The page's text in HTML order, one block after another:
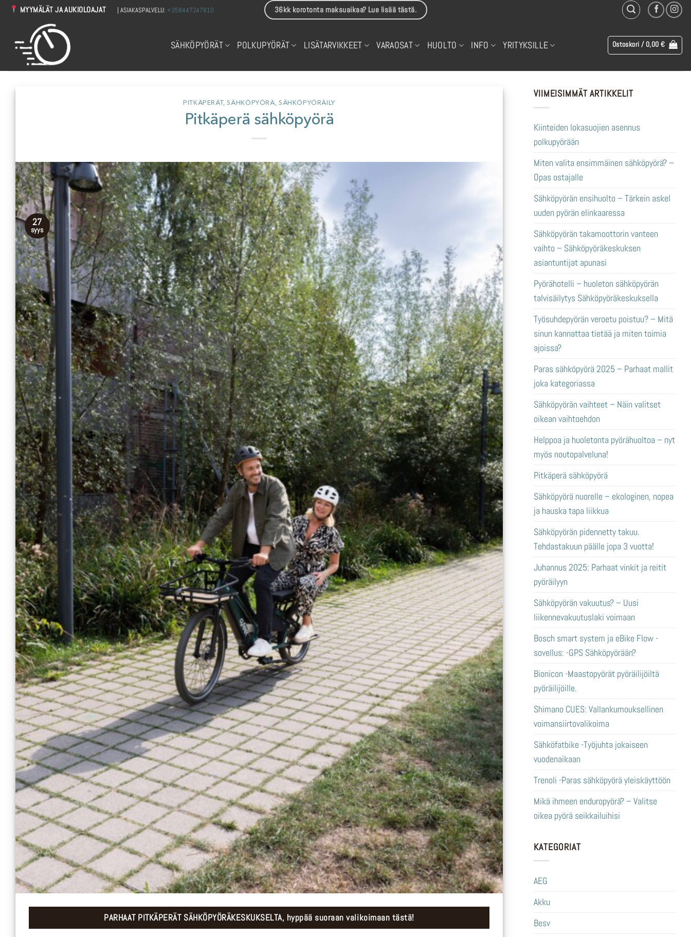
Skip
MYYMÄLÄT JA AUKIOLOAJAT | ASIAKASPALVELU:+358447247810 36kk korotonta maksuaikaa? Lue lisää tästä.
SÄHKÖPYÖRÄT POLKUPYÖRÄT LISÄTARVIKKEET VARAOSAT HUOLTO INFO YRITYKSILLE Ostoskori / 0,00 €
PITKÄPERÄT,SÄHKÖPYÖRÄ, SÄHKÖPYÖRÄILY
Pitkäperä sähköpyörä
27
syys
PARHAAT PITKÄPERÄT SÄHKÖPYÖRÄKESKUKSELTA, hyppää suoraan valikoimaan tästä!
VIIMEISIMMÄT ARTIKKELIT
Kiinteiden lokasuojien asennus
polkupyörään
Miten valita ensimmäinen sähköpyörä? –
Opas ostajalle
Sähköpyörän ensihuolto – Tärkein askel
uuden pyörän elinkaaressa
Sähköpyörän takamoottorin vanteen
vaihto – Sähköpyöräkeskuksen
asiantuntijat apunasi
Pyörähotelli – huoleton sähköpyörän
talvisäilytys Sähköpyöräkeskuksella
Työsuhdepyörän veroetu poistuu? – Mitä
sinun kannattaa tietää ja miten toimia
ajoissa?
Paras sähköpyörä 2025 – Parhaat mallit
joka kategoriassa
Sähköpyörän vaihteet – Näin valitset
oikean vaihtoehdon
Helppoa ja huoletonta pyörähuoltoa – nyt
myös noutopalveluna!
Pitkäperä sähköpyörä
Sähköpyörä nuorelle – ekologinen, nopea
ja hauska tapa liikkua
Sähköpyörän pidennetty takuu.
Tehdastakuun päälle jopa 3 vuotta!
Juhannus 2025: Parhaat vinkit ja reitit
pyöräilyyn
Sähköpyörän vakuutus? – Uusi
liikennevakuutuslaki voimaan
Bosch smart system ja eBike Flow -
sovellus: -GPS Sähköpyörään?
Bionicon -Maastopyörät pyöräilijöiltä
pyöräilijöille.
Shimano CUES: Vallankumouksellinen
voimansiirtovalikoima
Sähköfatbike -Työjuhta jokaiseen
vuodenaikaan
Trenoli -Paras sähköpyörä yleiskäyttöön
Mikä ihmeen enduropyörä? – Valitse
oikea pyörä seikkailuihisi
KATEGORIAT
AEG
Akku
Besv